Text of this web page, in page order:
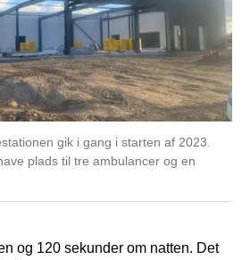
gik i gang i starten af 2023.
plads til tre ambulancer og en
og 120 sekunder om natten. Det